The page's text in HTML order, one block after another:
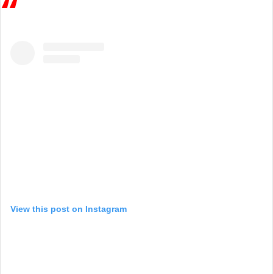
View this post on Instagram